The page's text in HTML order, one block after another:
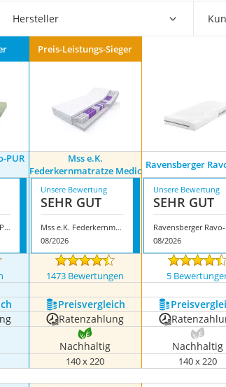
Matratze 90 x 200 cm
Service
Hersteller
Preis-Leistungs-Sieger
PUR
Mss e.K.
Federkernmatratze Medic Ravensberger
Ravensberger Ravo-PUR H2
Unsere Bewertung
SEHR GUT
Mss e.K. Federkernmatratze Medic
08/2026
Unsere Bewertung
SEHR GUT
08/2026
1473 Bewertungen 5
Preis­vergleich
Ratenzahlung
Nachhaltig Nachhaltig
140 x 220 140 x 220